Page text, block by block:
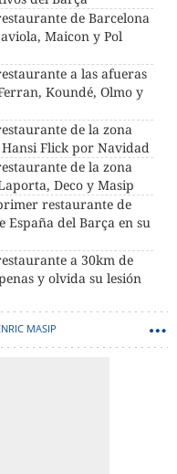
de Barcelona
Maicon y Pol
a las afueras
Koundé, Olmo y
de la zona
Flick por Navidad
de la zona
Deco y Masip
restaurante de
del Barça en su
a 30km de
y olvida su lesión
MASIP